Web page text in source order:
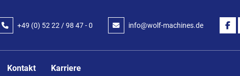
+49 (0) 52 22 / 98 47 - 0 info@wolf-machines.de
Kontakt Karriere